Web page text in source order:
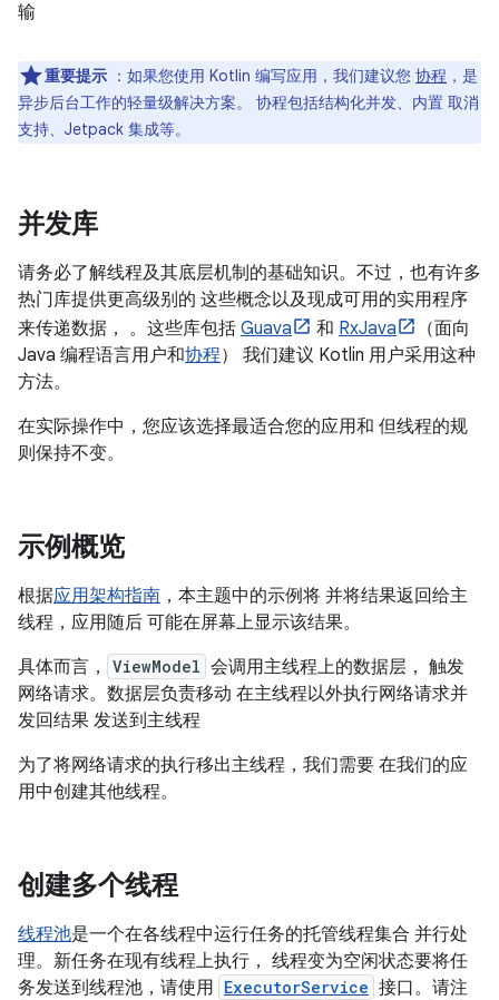
输
重要提示 ：如果您使用 Kotlin 编写应用，我们建议您 协程 ，是
异步后台工作的轻量级解决方案。 协程包括结构化并发、内置 取消
支持、Jetpack 集成等。
并发库
请务必了解线程及其底层机制的基础知识。不过，也有许多
热门库提供更高级别的 这些概念以及现成可用的实用程序
来传递数据， 。这些库包括 Guava 和 RxJava
（面向
Java 编程语言用户和协程） 我们建议 Kotlin 用户采用这种
方法。
在实际操作中，您应该选择最适合您的应用和 但线程的规
则保持不变。
示例概览
根据应用架构指南 ，本主题中的示例将 并将结果返回给主
线程，应用随后 可能在屏幕上显示该结果。
具体而言，
ViewModel 会调用主线程上的数据层， 触发
网络请求。数据层负责移动 在主线程以外执行网络请求并
发回结果 发送到主线程
为了将网络请求的执行移出主线程，我们需要 在我们的应
用中创建其他线程。
创建多个线程
线程池是一个在各线程中运行任务的托管线程集合 并行处
理。新任务在现有线程上执行， 线程变为空闲状态要将任
务发送到线程池，请使用 ExecutorService 接口。请注